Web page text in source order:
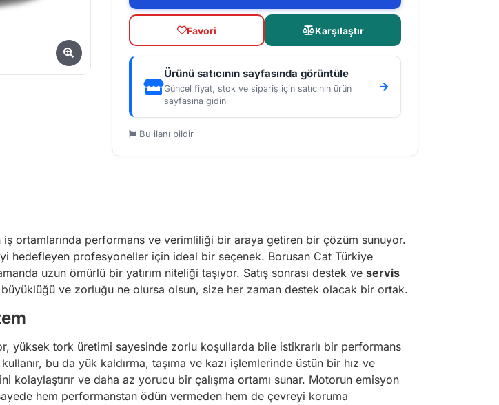
Favori Karşılaştır
Ürünü satıcının sayfasında görüntüle
Güncel fiyat, stok ve sipariş için satıcının ürün
sayfasına gidin
Bu ilanı bildir
ortamlarında performans ve verimliliği bir araya getiren bir çözüm sunuyor.
hedefleyen profesyoneller için ideal bir seçenek. Borusan Cat Türkiye
uzun ömürlü bir yatırım niteliği taşıyor. Satış sonrası destek ve servis
ve zorluğu ne olursa olsun, size her zaman destek olacak bir ortak.
yüksek tork üretimi sayesinde zorlu koşullarda bile istikrarlı bir performans
bu da yük kaldırma, taşıma ve kazı işlemlerinde üstün bir hız ve
ve daha az yorucu bir çalışma ortamı sunar. Motorun emisyon
hem performanstan ödün vermeden hem de çevreyi koruma